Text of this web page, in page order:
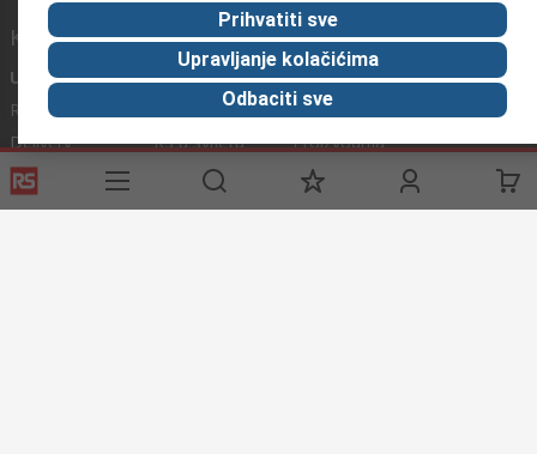
Korisne poveznice
Usluge
Registrirajte
Delivery
Payment
Export
O RS-u
RS u svijetu
Korporacija
ESG
Industrijska
Industrijska Zona
Proizvodnja
Prihvatiti sve
Upravljanje kolačićima
Odbaciti sve